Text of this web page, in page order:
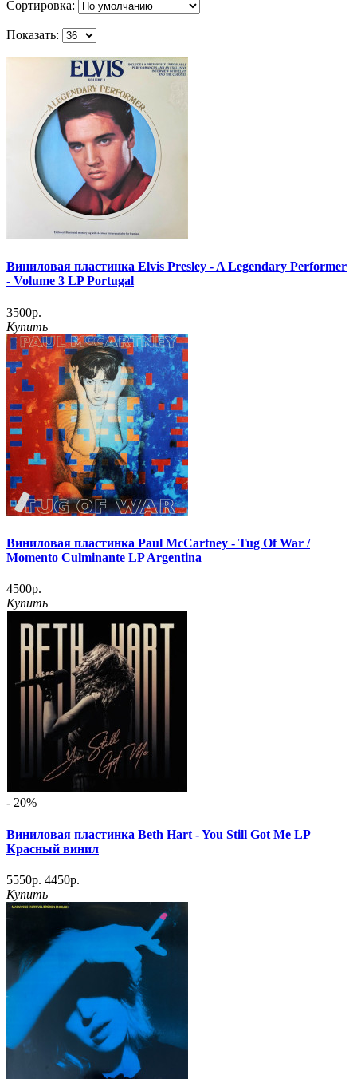
Сортировка:
Показать:
Виниловая пластинка Elvis Presley - A Legendary Performer
- Volume 3 LP Portugal
3500р.
Купить
Виниловая пластинка Paul McCartney - Tug Of War /
Momento Culminante LP Argentina
4500р.
Купить
- 20%
Виниловая пластинка Beth Hart - You Still Got Me LP
Красный винил
5550р. 4450р.
Купить